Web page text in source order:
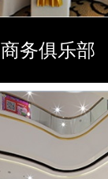
商务俱乐部